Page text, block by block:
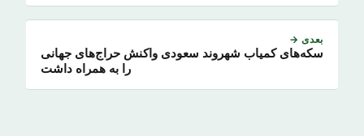
بعدی →
سکه‌های کمیاب شهروند سعودی واکنش حراج‌های جهانی
را به همراه داشت